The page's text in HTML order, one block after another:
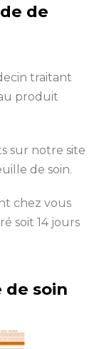
de
traitant
produit
sur notre site
de soin.
chez vous
soit 14 jours
de soin